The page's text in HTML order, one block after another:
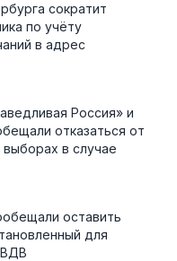
сократит
по учёту
в адрес
Россия» и
отказаться от
в случае
оставить
для
ВДВ